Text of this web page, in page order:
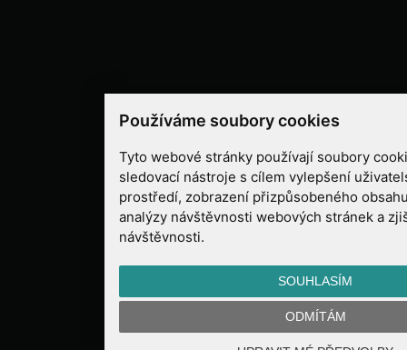
Používáme soubory cookies
Tyto webové stránky používají soubory
sledovací nástroje s cílem vylepšení
prostředí, zobrazení přizpůsobeného
analýzy návštěvnosti webových stránek a
návštěvnosti.
SOUHLASÍM
ODMÍTÁM